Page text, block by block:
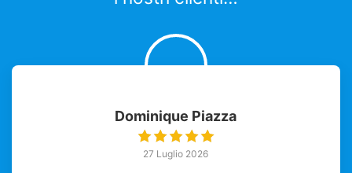
Dominique Piazza
27 Luglio 2026